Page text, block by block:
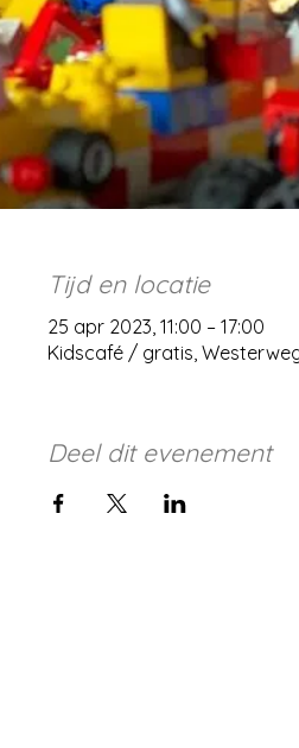
Tijd en locatie
25 apr 2023, 11:00 – 17:00
Kidscafé / gratis,
Deel dit evenement